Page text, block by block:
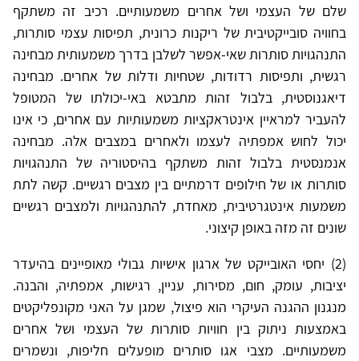
שלם של העצמי ושל אחרים משמעותיים. רכיב זה משתקף
בחוויה סובייקטיבית של ריקנות כרונית, תפיסות עצמי סותרות,
התנהגויות סותרות שאי-אפשר לשלבן בדרך משמעותית מבחינה
רגשית, ותפיסות רדודות, שטחיות ודלות של אחרים. מבחינה
דיאגנוסטית, בלבול זהות מתבטא באי-יכולתו של המטופל
להעביר למראיין אינטראקציות משמעותיות עם אחרים, כי אינו
יכול לחוש אמפתיה לעצמו ולאחרים במצבים אלה. מבחינה
אנמנסטית בלבול זהות משתקף בהיסטוריה של התנהגויות
סותרות או של חילופים דרמתיים בין מצבים רגשיים. קשה לתת
משמעות אינטגרטיבית, מאחדת, להתנהגויות ולמצבים רגשיים
שונים זה מזה באופן קיצוני.
(2) יחסי האובייקט של ארגון אישיות גבולי מאופיינים בהיעדר
יציבות, עומק, חום, מסירות, עניין, רגישות, אמפתיה, והבנה.
מנגנון ההגנה העיקרי הוא פיצול, שמגן על האני מקונפליקטים
באמצעות ניתוק בין חוויות סותרות של העצמי ושל אחרים
משמעותיים. מצבי אגו סותרים מופעלים חליפות, ונשמרים